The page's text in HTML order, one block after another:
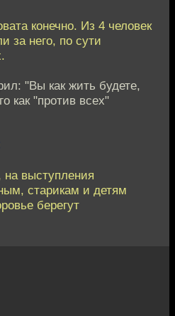
конечно. Из 4 человек
за него, по сути
"Вы как жить будете,
как "против всех"
на выступления
старикам и детям
берегут